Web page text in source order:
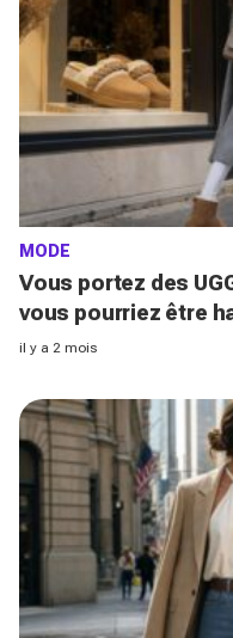
MODE
Vous portez des
vous pourriez être
cette erreur !)
il y a 2 mois